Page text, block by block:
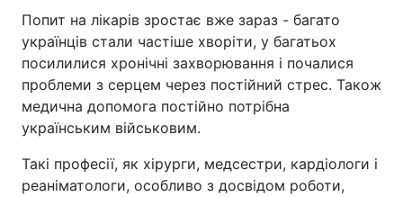
Попит на лікарів зростає вже зараз - багато
українців стали частіше хворіти, у багатьох
посилилися хронічні захворювання і почалися
проблеми з серцем через постійний стрес. Також
медична допомога постійно потрібна
українським військовим.
Такі професії, як хірурги, медсестри, кардіологи і
реаніматологи, особливо з досвідом роботи,